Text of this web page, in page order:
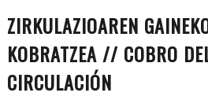
ZIRKULAZIOAREN
KOBRATZEA // COBRO
CIRCULACIÓN